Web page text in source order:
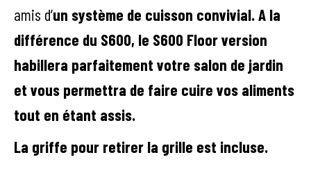
amis d’un système de cuisson convivial. A la
différence du S600, le S600 Floor version
habillera parfaitement votre salon de jardin
et vous permettra de faire cuire vos aliments
tout en étant assis.
La griffe pour retirer la grille est incluse.